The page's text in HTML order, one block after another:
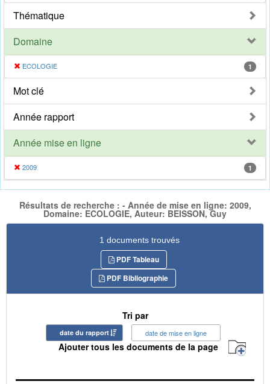
Thématique
Domaine
ECOLOGIE 1
Mot clé
Année rapport
Année mise en ligne
2009 1
Résultats de recherche : - Année de mise en ligne: 2009,
Domaine: ECOLOGIE, Auteur: BEISSON, Guy
1 documents trouvés
PDF Tableau
PDF Bibliographie
Tri par
date du rapport date de mise en ligne
Ajouter tous les documents de la page